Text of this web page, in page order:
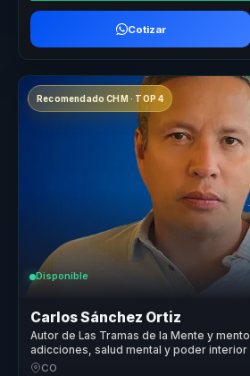
Cotizar
Recomendado CHM · TOP 4
Disponible
Carlos Sánchez Ortiz
Autor de Las Tramas de la Mente y
adicciones, salud mental y poder interior
aplicable.
CO